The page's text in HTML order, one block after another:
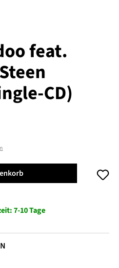
feat.
CD)
7-10 Tage